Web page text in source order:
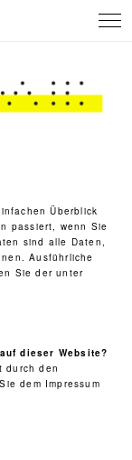
Überblick
passiert, wenn Sie
sind alle Daten,
Ausführliche
Sie der unter
dieser Website?
durch den
dem Impressum